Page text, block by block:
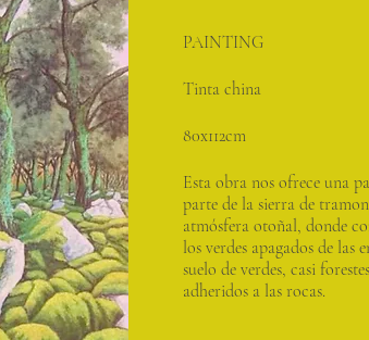
PAINTING
Tinta china
80x112cm
Esta obra nos ofrece una
parte de la sierra de
atmósfera otoñal, donde
los verdes apagados de las
suelo de verdes, casi
adheridos a las rocas.